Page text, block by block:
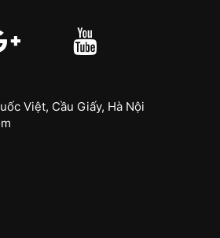
Việt, Cầu Giấy, Hà Nội